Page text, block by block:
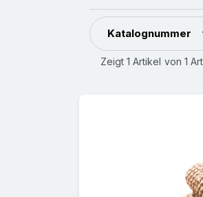
Zeigt 1 Artikel von 1